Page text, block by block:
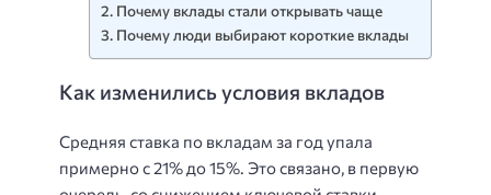
Почему вклады стали открывать чаще
Почему люди выбирают короткие вклады
Как изменились условия вкладов
Средняя ставка по вкладам за год упала
примерно с 21% до 15%. Это связано, в первую